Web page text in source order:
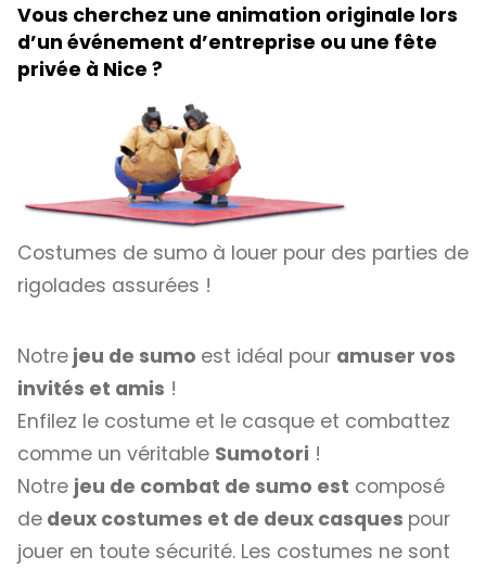
Vous cherchez une animation originale lors
d’un événement d’entreprise ou une fête
privée à Nice ?
Costumes de sumo à louer pour des parties de
rigolades assurées !
Notre jeu de sumo est idéal pour amuser vos
invités et amis !
Enfilez le costume et le casque et combattez
comme un véritable Sumotori !
Notre jeu de combat de sumo est composé
de deux costumes et de deux casques pour
jouer en toute sécurité. Les costumes ne sont